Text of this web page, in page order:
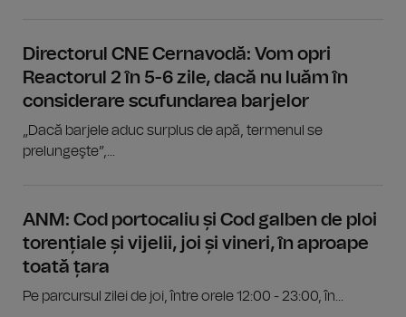
Directorul CNE Cernavodă: Vom opri
Reactorul 2 în 5-6 zile, dacă nu luăm în
considerare scufundarea barjelor
„Dacă barjele aduc surplus de apă, termenul se
prelungeşte”,...
ANM: Cod portocaliu și Cod galben de ploi
torențiale și vijelii, joi și vineri, în aproape
toată țara
Pe parcursul zilei de joi, între orele 12:00 - 23:00, în...